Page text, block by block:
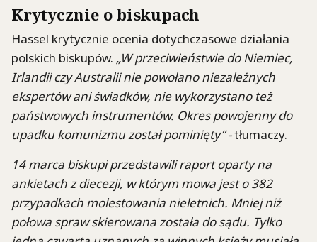
Krytycznie o biskupach
Hassel krytycznie ocenia dotychczasowe działania
polskich biskupów. „W przeciwieństwie do Niemiec,
Irlandii czy Australii nie powołano niezależnych
ekspertów ani świadków, nie wykorzystano też
państwowych instrumentów. Okres powojenny do
upadku komunizmu został pominięty” -tłumaczy.
14 marca biskupi przedstawili raport oparty na
ankietach z diecezji, w którym mowa jest o 382
przypadkach molestowania nieletnich. Mniej niż
połowa spraw skierowana została do sądu. Tylko